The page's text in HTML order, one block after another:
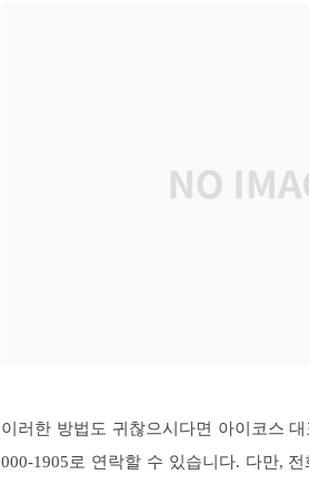
이러한 방법도 귀찮으시다면 아이코스
000-1905로 연락할 수 있습니다. 다만,